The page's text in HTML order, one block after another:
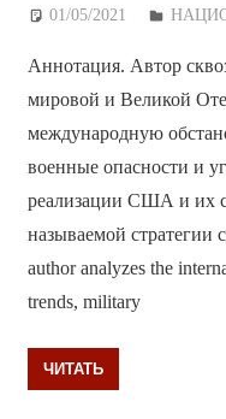
01/05/2021
Аннотация. Автор
мировой и Великой
международную
военные опасности и
реализации США и их
называемой стратегии
author analyzes the
trends, military
ЧИТАТЬ